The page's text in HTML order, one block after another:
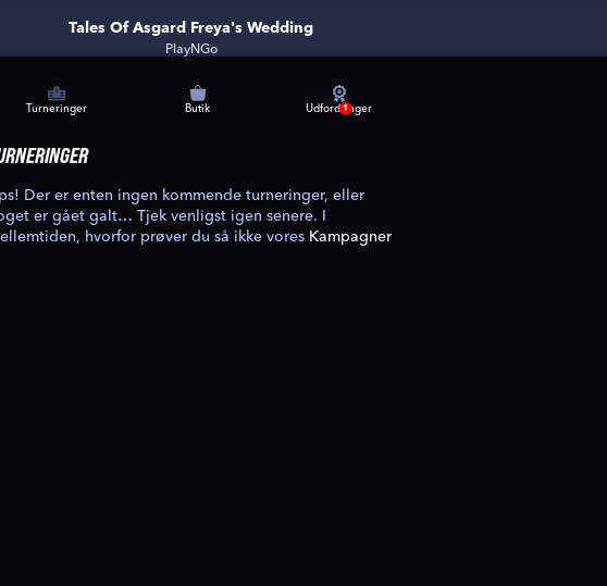
Tales Of Asgard Freya's Wedding
PlayNGo
Turneringer Butik 1
Udfordringer
Der er enten ingen kommende turneringer, eller
er gået galt… Tjek venligst igen senere. I
hvorfor prøver du så ikke vores Kampagner